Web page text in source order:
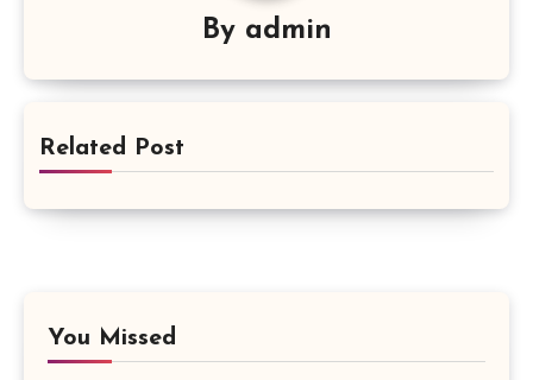
By admin
Related Post
You Missed